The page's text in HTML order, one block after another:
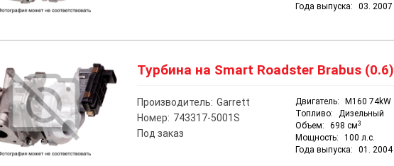
Года выпуска:
03. 2007
Турбина на Smart Roadster Brabus (0.6)
Производитель: Garrett
Номер: 743317-5001S
Под заказ
Двигатель:
M160 74kW
Топливо:
Дизельный
Объем:
698 см3
Мощность:
100 л.с.
Года выпуска:
01. 2004